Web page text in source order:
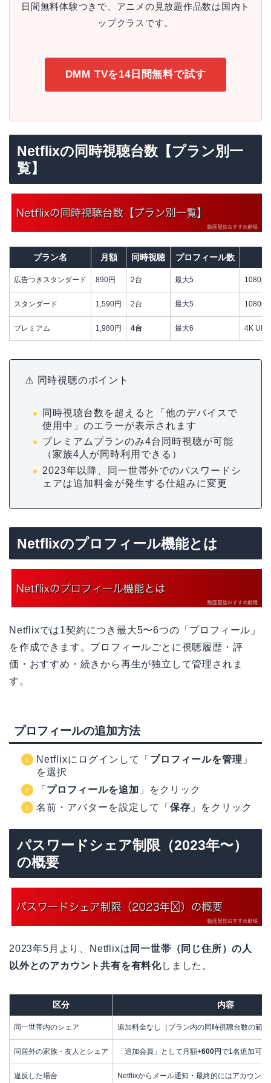
日間無料体験つきで、アニメの見放題作品数は国内ト
ップクラスです。
DMM TVを14日間無料で試す
Netflixの同時視聴台数【プラン別一
覧】
プラン名 月額 同時視聴 プロフィール数
広告つきスタンダード 890円 2台 最大5 1080p
スタンダード 1,590円 2台 最大5 1080p
プレミアム 1,980円 4台 最大6 4K
⚠️ 同時視聴のポイント
同時視聴台数を超えると「他のデバイスで
使用中」のエラーが表示されます
プレミアムプランのみ4台同時視聴が可能
（家族4人が同時利用できる）
2023年以降、同一世帯外でのパスワードシ
ェアは追加料金が発生する仕組みに変更
Netflixのプロフィール機能とは
Netflixでは1契約につき最大5〜6つの「プロフィール」
を作成できます。プロフィールごとに視聴履歴・評
価・おすすめ・続きから再生が独立して管理されま
す。
プロフィールの追加方法
Netflixにログインして「 プロフィールを管理 」
を選択
「 プロフィールを追加 」をクリック
名前・アバターを設定して「 保存 」をクリック
パスワードシェア制限（2023年〜）
の概要
2023年5月より、Netflixは 同一世帯（同じ住所）の人
以外とのアカウント共有を有料化しました。
区分 内容
同一世帯内のシェア 追加料金なし（プラン内の同時視聴台数の範
同居外の家族・友人とシェア 「追加会員」として月額+600円で1名追加可能
違反した場合 Netflixからメール通知・最終的にはアカウン